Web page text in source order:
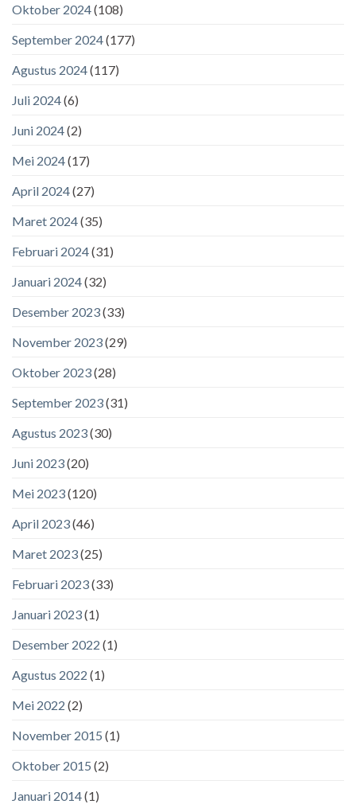
Oktober 2024(108)
September 2024(177)
Agustus 2024(117)
Juli 2024(6)
Juni 2024(2)
Mei 2024(17)
April 2024(27)
Maret 2024(35)
Februari 2024(31)
Januari 2024(32)
Desember 2023(33)
November 2023(29)
Oktober 2023(28)
September 2023(31)
Agustus 2023(30)
Juni 2023(20)
Mei 2023(120)
April 2023(46)
Maret 2023(25)
Februari 2023(33)
Januari 2023(1)
Desember 2022 (1)
Agustus 2022 (1)
Mei 2022 (2)
November 2015 (1)
Oktober 2015 (2)
Januari 2014(1)